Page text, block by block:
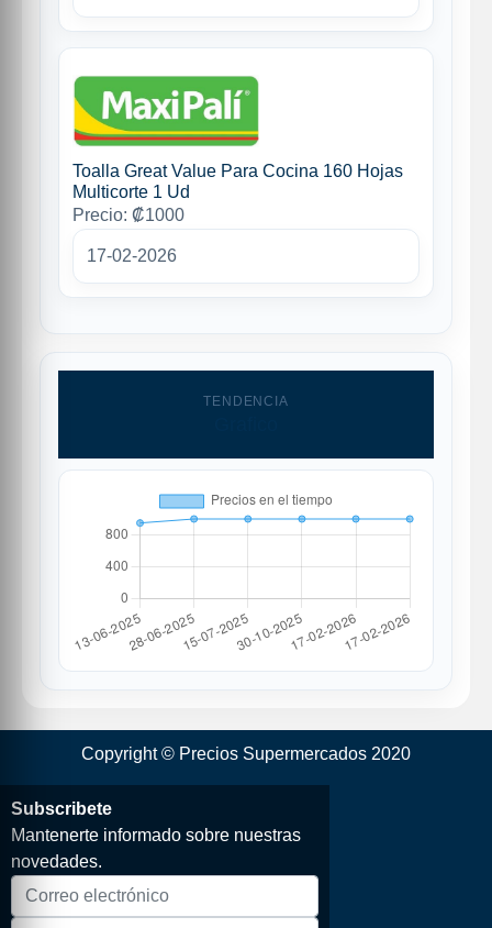
Toalla Great Value Para Cocina 160 Hojas
Multicorte 1 Ud
Precio: ₡1000
17-02-2026
TENDENCIA
Copyright © Precios Supermercados 2020
Subscribete
Mantenerte informado sobre nuestras
novedades.